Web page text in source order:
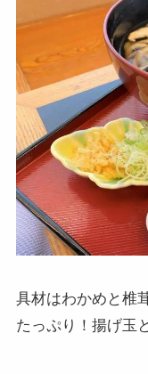
具材はわかめと椎
たっぷり！揚げ玉